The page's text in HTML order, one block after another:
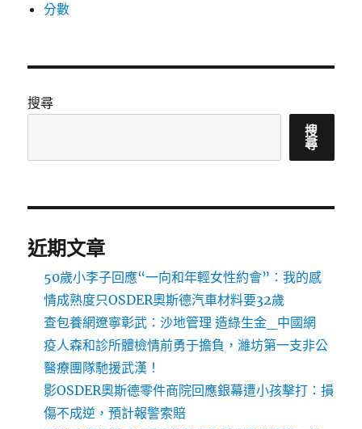
分數
搜尋
搜
尋
近期文章
50歲小李子回應“一向和年輕女性約會”：我的感
情成熟度只OSDER奧斯德汽車材料要32歲
查包養網遼寧彰武：沙地管理 造綠生金_中國網
疫人森和診所體檢情前勇于擔負，濰坊第一支非公
醫療團隊馳援武漢！
影OSDER奧斯德零件商院回應銀幕遭小孩擊打：損
傷不成逆，預計報警索賠